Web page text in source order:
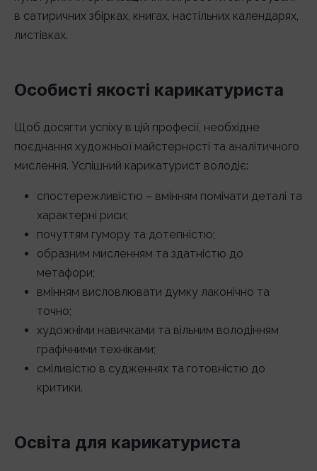
в сатиричних збірках, книгах, настільних календарях,
листівках.
Особисті якості карикатуриста
Щоб досягти успіху в цій професії, необхідне
поєднання художньої майстерності та аналітичного
мислення. Успішний карикатурист володіє:
спостережливістю – вмінням помічати деталі та
характерні риси;
почуттям гумору та дотепністю;
образним мисленням та здатністю до
метафори;
вмінням висловлювати думку лаконічно та
точно;
художніми навичками та вільним володінням
графічними техніками;
сміливістю в судженнях та готовністю до
критики.
Освіта для карикатуриста